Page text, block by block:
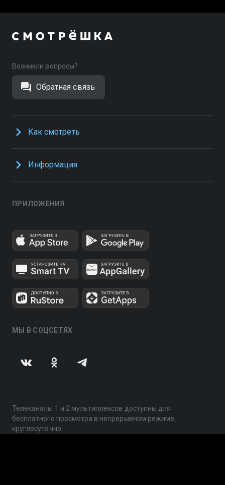
Возникли вопросы?
Обратная связь
Как смотреть
Информация
ПРИЛОЖЕНИЯ
МЫ В СОЦСЕТЯХ
Телеканалы 1 и 2 мультиплексов доступны для
бесплатного просмотра в непрерывном режиме,
круглосуточно.